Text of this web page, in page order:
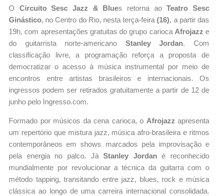
O Circuito Sesc Jazz & Blues retorna aoTeatro Sesc
Ginástico, no Centro do Rio, nesta terça-feira(16), a partir das
19h, com apresentações gratuitas do grupo carioca Afrojazz e
do guitarrista norte-americano Stanley Jordan. Com
classificação livre, a programação reforça a proposta de
democratizar o acesso à música instrumental por meio de
encontros entre artistas brasileiros e internacionais. Os
ingressos podem ser retirados gratuitamente a partir de 12 de
junho pelo Ingresso.com.
Formado por músicos da cena carioca, o Afrojazz apresenta
um repertório que mistura jazz, música afro-brasileira e ritmos
contemporâneos em shows marcados pela improvisação e
pela energia no palco. JáStanley Jordané reconhecido
mundialmente por revolucionar a técnica da guitarra com o
método tapping, transitando entre jazz, blues, rock e música
clássica ao longo de uma carreira internacional consolidada.